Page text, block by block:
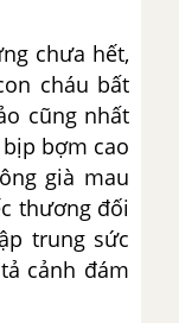
chưa hết,
cháu bất
cũng nhất
bợm cao
già mau
thương đối
trung sức
cảnh đám